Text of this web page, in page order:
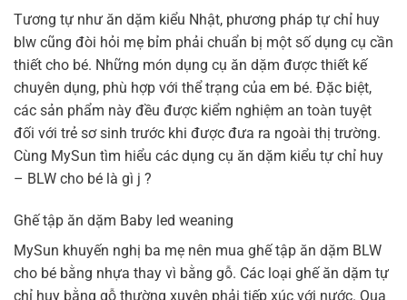
Tương tự như ăn dặm kiểu Nhật, phương pháp tự chỉ huy
blw cũng đòi hỏi mẹ bỉm phải chuẩn bị một số dụng cụ cần
thiết cho bé. Những món dụng cụ ăn dặm được thiết kế
chuyên dụng, phù hợp với thể trạng của em bé. Đặc biệt,
các sản phẩm này đều được kiểm nghiệm an toàn tuyệt
đối với trẻ sơ sinh trước khi được đưa ra ngoài thị trường.
Cùng MySun tìm hiểu các dụng cụ ăn dặm kiểu tự chỉ huy
– BLW cho bé là gì j ?
Ghế tập ăn dặm Baby led weaning
MySun khuyến nghị ba mẹ nên mua ghế tập ăn dặm BLW
cho bé bằng nhựa thay vì bằng gỗ. Các loại ghế ăn dặm tự
chỉ huy bằng gỗ thường xuyên phải tiếp xúc với nước. Qua